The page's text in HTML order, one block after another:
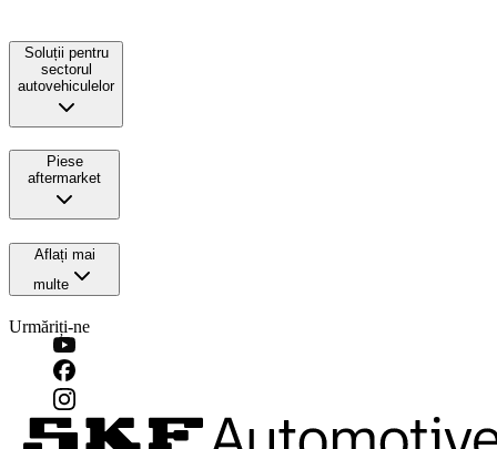
Soluții pentru
sectorul
autovehiculelor
Piese
aftermarket
Aflați mai
multe
Urmăriți-ne